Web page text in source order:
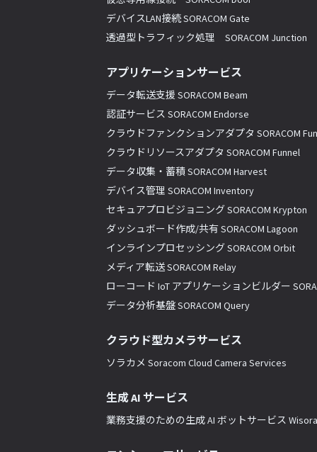
デバイスLAN接続 SORACOM Gate
透過型トラフィック処理 SORACOM Junction
アプリケーションサービス
データ転送支援 SORACOM Beam
認証サービス SORACOM Endorse
クラウドファンクションアダプタ SORACOM
クラウドリソースアダプタ SORACOM Funnel
データ収集・蓄積 SORACOM Harvest
デバイス管理 SORACOM Inventory
セキュアプロビジョニング SORACOM Krypton
ダッシュボード作成/共有 SORACOM Lagoon
インラインプロセッシング SORACOM Orbit
メディア転送 SORACOM Relay
ローコード IoT アプリケーションビルダー
データ分析基盤 SORACOM Query
クラウド型カメラサービス
ソラカメ Soracom Cloud Camera Services
生成 AI サービス
業務支援のための生成 AI ボットサービス Wisora